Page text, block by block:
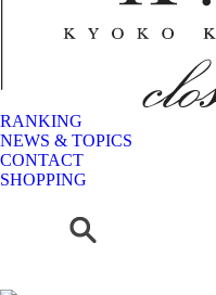
RANKING
NEWS & TOPICS
CONTACT
SHOPPING